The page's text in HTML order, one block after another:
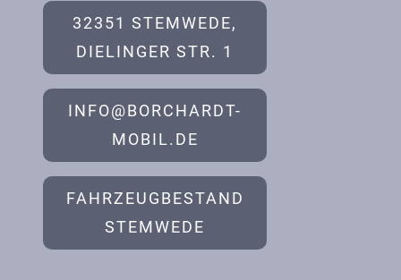
32351 STEMWEDE,
DIELINGER STR. 1
INFO@BORCHARDT-
MOBIL.DE
FAHRZEUGBESTAND
STEMWEDE